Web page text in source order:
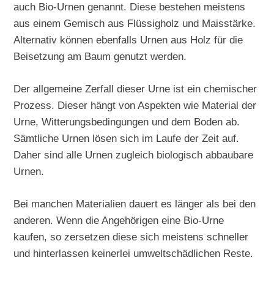
auch Bio-Urnen genannt. Diese bestehen meistens
aus einem Gemisch aus Flüssigholz und Maisstärke.
Alternativ können ebenfalls Urnen aus Holz für die
Beisetzung am Baum genutzt werden.
Der allgemeine Zerfall dieser Urne ist ein chemischer
Prozess. Dieser hängt von Aspekten wie Material der
Urne, Witterungsbedingungen und dem Boden ab.
Sämtliche Urnen lösen sich im Laufe der Zeit auf.
Daher sind alle Urnen zugleich biologisch abbaubare
Urnen.
Bei manchen Materialien dauert es länger als bei den
anderen. Wenn die Angehörigen eine Bio-Urne
kaufen, so zersetzen diese sich meistens schneller
und hinterlassen keinerlei umweltschädlichen Reste.